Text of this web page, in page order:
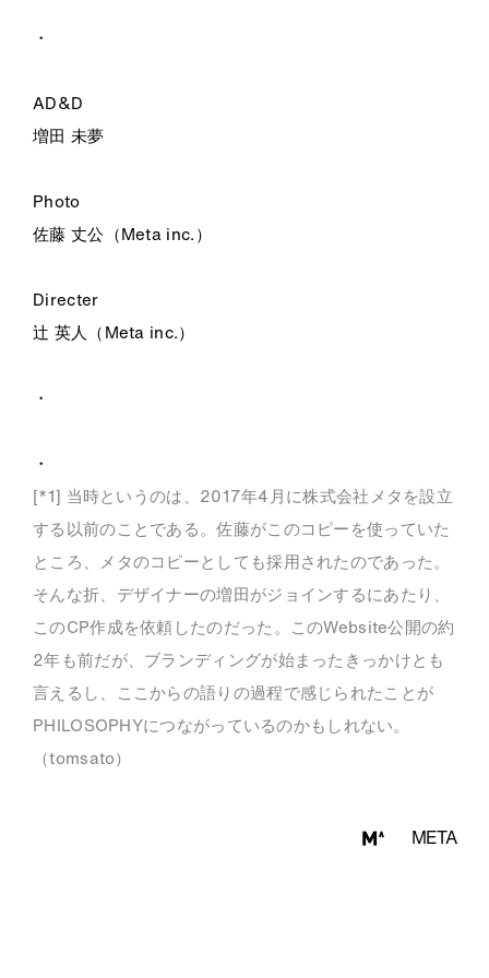
・
AD&D
増田 未夢
Photo
佐藤 丈公（Meta inc.）
Directer
辻 英人（Meta inc.）
・
・
[*1] 当時というのは、2017年4月に株式会社メタを設立
する以前のことである。佐藤がこのコピーを使っていた
ところ、メタのコピーとしても採用されたのであった。
そんな折、デザイナーの増田がジョインするにあたり、
このCP作成を依頼したのだった。このWebsite公開の約
2年も前だが、ブランディングが始まったきっかけとも
言えるし、ここからの語りの過程で感じられたことが
PHILOSOPHYにつながっているのかもしれない。
（tomsato）
META